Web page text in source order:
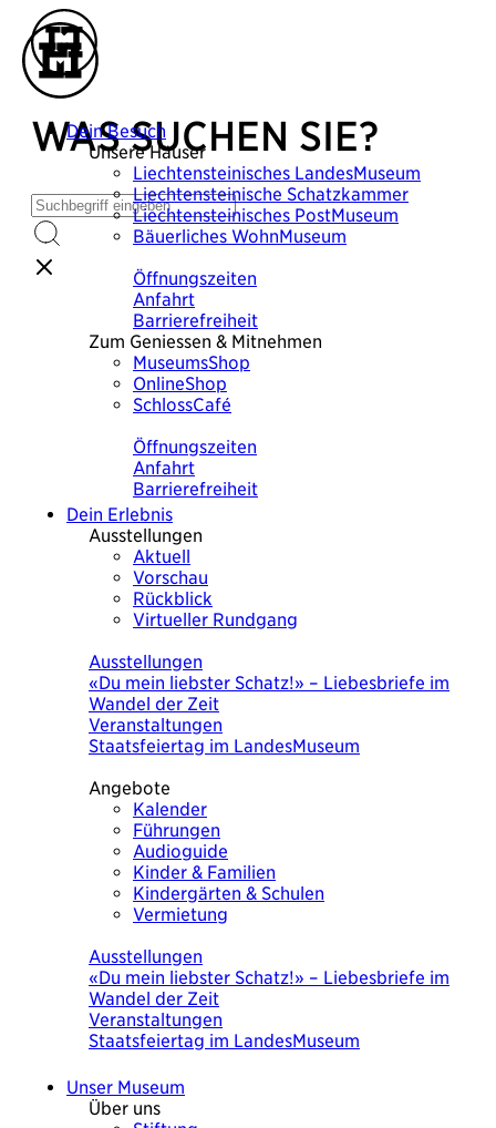
Dein Besuch
Unsere Häuser
Liechtensteinisches LandesMuseum
Liechtensteinische Schatzkammer
Liechtensteinisches PostMuseum
Bäuerliches WohnMuseum
Öffnungszeiten
Anfahrt
Barrierefreiheit
Zum Geniessen & Mitnehmen
MuseumsShop
OnlineShop
SchlossCafé
Öffnungszeiten
Anfahrt
Barrierefreiheit
Dein Erlebnis
Ausstellungen
Aktuell
Vorschau
Rückblick
Virtueller Rundgang
Ausstellungen
«Du mein liebster Schatz!» – Liebesbriefe im
Wandel der Zeit
Veranstaltungen
Staatsfeiertag im LandesMuseum
Angebote
Kalender
Führungen
Audioguide
Kinder & Familien
Kindergärten & Schulen
Vermietung
Ausstellungen
«Du mein liebster Schatz!» – Liebesbriefe im
Wandel der Zeit
Veranstaltungen
Staatsfeiertag im LandesMuseum
Unser Museum
Über uns
WAS SUCHEN SIE?